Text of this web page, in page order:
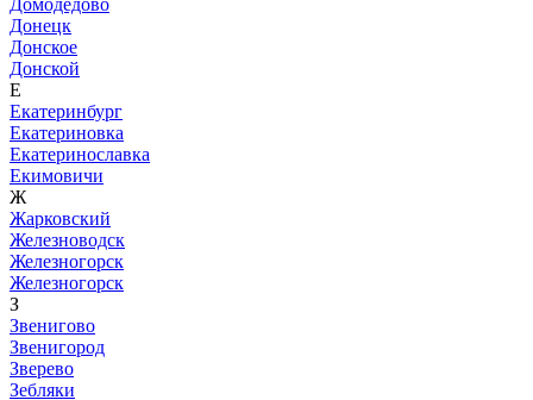
Донецк
Донское
Донской
Е
Екатеринбург
Екатериновка
Екатеринославка
Екимовичи
Ж
Жарковский
Железноводск
Железногорск
Железногорск
З
Звенигово
Звенигород
Зверево
Зебляки